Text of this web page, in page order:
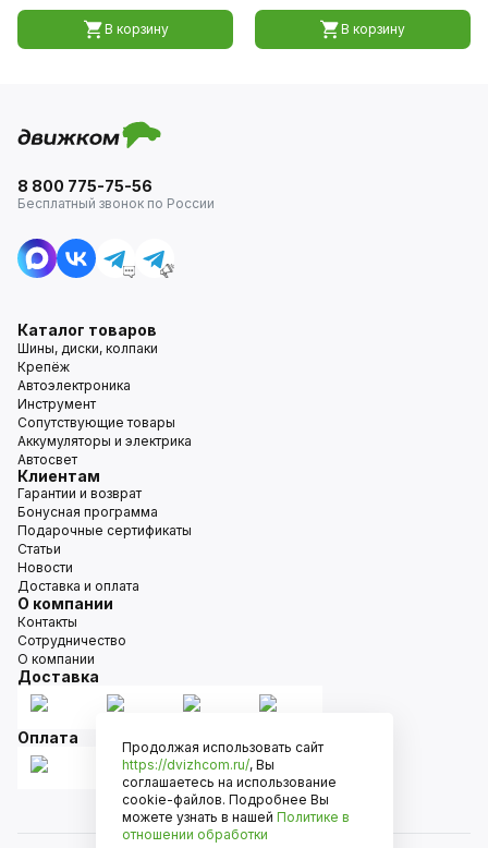
В корзину В корзину
8 800 775-75-56
Бесплатный звонок по России
Каталог товаров
Шины, диски, колпаки
Крепёж
Автоэлектроника
Инструмент
Сопутствующие товары
Аккумуляторы и электрика
Автосвет
Клиентам
Гарантии и возврат
Бонусная программа
Подарочные сертификаты
Статьи
Новости
Доставка и оплата
О компании
Контакты
Сотрудничество
О компании
Доставка
Оплата
Продолжая использовать сайт
https://dvizhcom.ru/, Вы
соглашаетесь на использование
cookie-файлов. Подробнее Вы
можете узнать в нашей Политике в
отношении обработки